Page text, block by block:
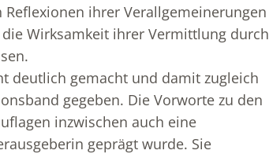
ihrer Verallgemeinerungen
Wirksamkeit ihrer Vermittlung durch
deutlich gemacht und damit zugleich
gegeben. Die Vorworte zu den
inzwischen auch eine
geprägt wurde. Sie